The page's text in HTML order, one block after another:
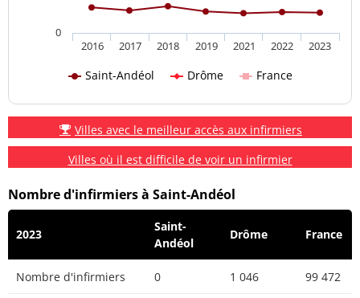
Saint-Andéol Drôme France
2016 2017 2018 2019 2021 2022 2023
0
Villes avec le meilleur accès aux infirmiers
Villes où il est difficile de voir un infirmier
Nombre d'infirmiers à Saint-Andéol
2023
Saint-
Andéol
Drôme France
Nombre d'infirmiers 0 1 046 99 472